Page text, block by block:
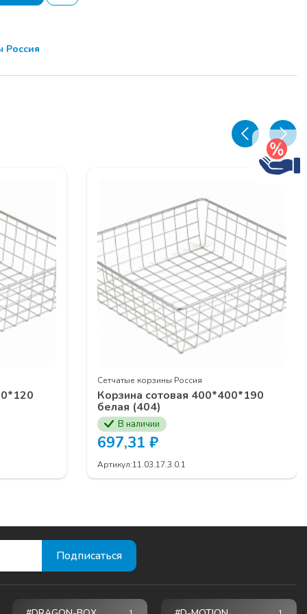
Сетчатые корзины Россия
Корзина сотовая 400*400*190
белая (404)
В наличии
697,31 ₽
Артикул:11.03.17.3.0.1
семинара
и РАЗДАЧА
для
выставок .